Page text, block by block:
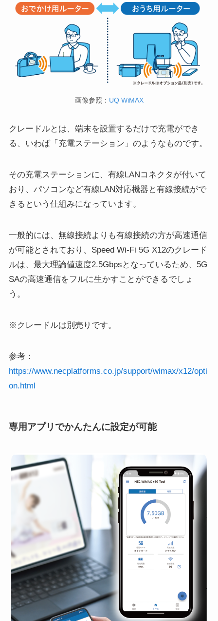
画像参照： UQ WiMAX
クレードルとは、端末を設置するだけで充電ができ
る、いわば「充電ステーション」のようなものです。
その充電ステーションに、有線LANコネクタが付いて
おり、パソコンなど有線LAN対応機器と有線接続がで
きるという仕組みになっています。
一般的には、無線接続よりも有線接続の方が高速通信
が可能とされており、Speed Wi-Fi 5G X12のクレード
ルは、最大理論値速度2.5Gbpsとなっているため、5G
SAの高速通信をフルに生かすことができるでしょ
う。
※クレードルは別売りです。
参考：
https://www.necplatforms.co.jp/support/wimax/x12/opti
on.html
専用アプリでかんたんに設定が可能